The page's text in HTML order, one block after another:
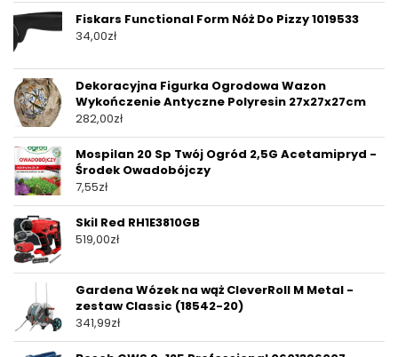
Fiskars Functional Form Nóż Do Pizzy 1019533
34,00zł
Dekoracyjna Figurka Ogrodowa Wazon
Wykończenie Antyczne Polyresin 27x27x27cm
282,00zł
Mospilan 20 Sp Twój Ogród 2,5G Acetamipryd -
Środek Owadobójczy
7,55zł
Skil Red RH1E3810GB
519,00zł
Gardena Wózek na wąż CleverRoll M Metal -
zestaw Classic (18542-20)
341,99zł